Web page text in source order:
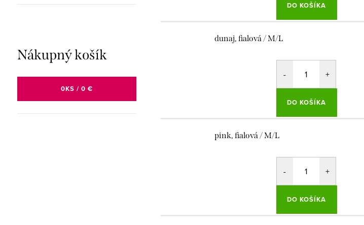
Nákupný košík
0KS / 0 €
DO KOŠÍKA
dunaj, fialová / M/L
DO KOŠÍKA
pink, fialová / M/L
DO KOŠÍKA